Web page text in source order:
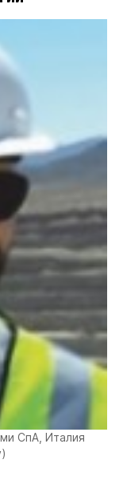
СпА, Италия